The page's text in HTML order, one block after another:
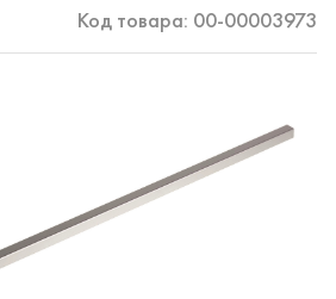
Код товара: 00-00003973